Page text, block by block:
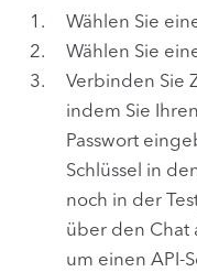
Wählen Sie
Wählen Sie
Verbinden Sie
indem Sie
Passwort
Schlüssel in
noch in der
über den Chat
um einen API-